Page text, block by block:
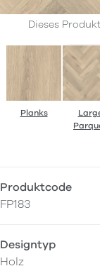
Dieses
Planks
Produktcode
FP183
Designtyp
Holz